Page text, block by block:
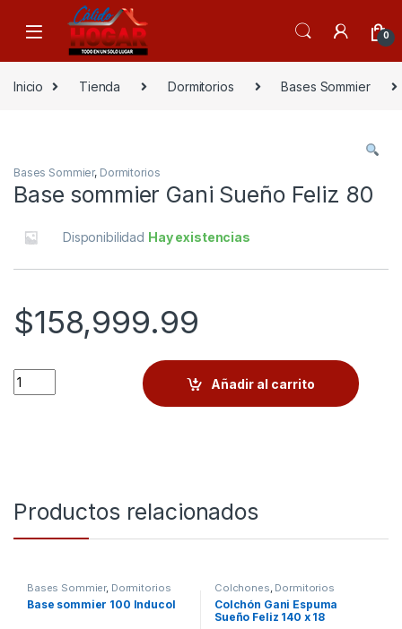
Skip to navigation
Skip to content
0
Inicio Tienda Dormitorios Bases Sommier
Bases Sommier, Dormitorios
Base sommier Gani Sueño Feliz 80
Disponibilidad Hay existencias
$158,999.99
Quantity
Añadir al carrito
Productos relacionados
Bases Sommier, Dormitorios
Base sommier 100 Inducol
Colchones, Dormitorios
Colchón Gani Espuma
Sueño Feliz 140 x 18